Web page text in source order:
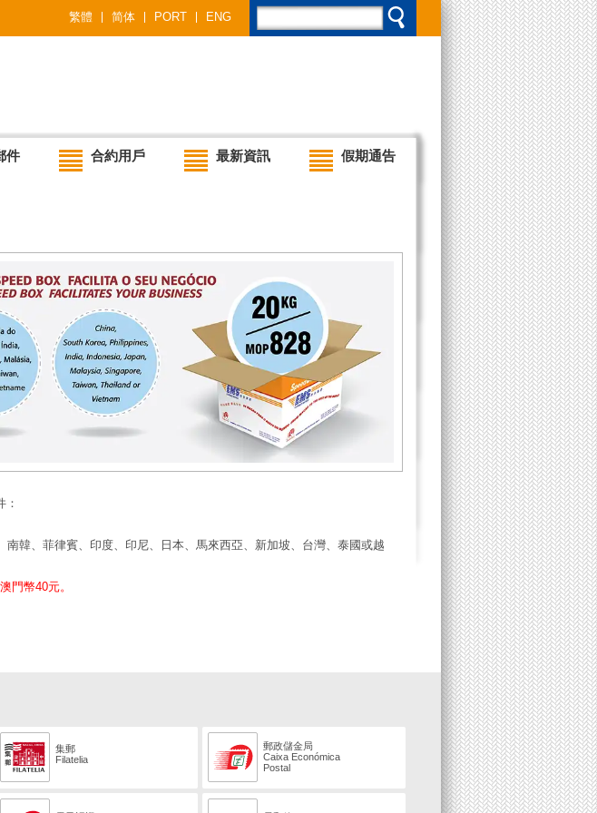
繁體 简体 PORT ENG
件 合約用戶 最新資訊 假期通告
南韓、菲律賓、印度、印尼、日本、馬來西亞、新加坡、台灣、泰國或越
門幣40元。
集郵
Filatelia
郵政儲金局
Caixa Económica
Postal